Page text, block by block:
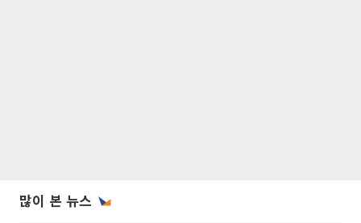
많이 본 뉴스